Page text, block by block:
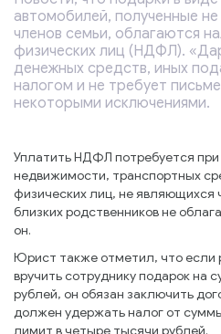
автомобилей, полученные
членов семьи, облагаются
физических лиц (НДФЛ).
денежных средств, иных
налогом и не требует
некоторыми исключениями.
Уплатить НДФЛ потребуется при
недвижимости, транспортных
физических лиц, не являющихся
близких родственников не
он.
Юрист также отметил, что если
вручить сотруднику подарок на
рублей, он обязан заключить
должен удержать налог от
лимит в четыре тысячи рублей.